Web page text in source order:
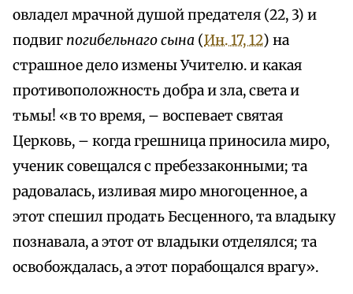
овладел мрачной душой предателя (22, 3) и
подвиг погибельнаго сына (Ин. 17, 12) на
страшное дело измены Учителю. и какая
противоположность добра и зла, света и
тьмы! «в то время, – воспевает святая
Церковь, – когда грешница приносила миро,
ученик совещался с пребеззаконными; та
радовалась, изливая миро многоценное, а
этот спешил продать Бесценного, та владыку
познавала, а этот от владыки отделялся; та
освобождалась, а этот порабощался врагу».